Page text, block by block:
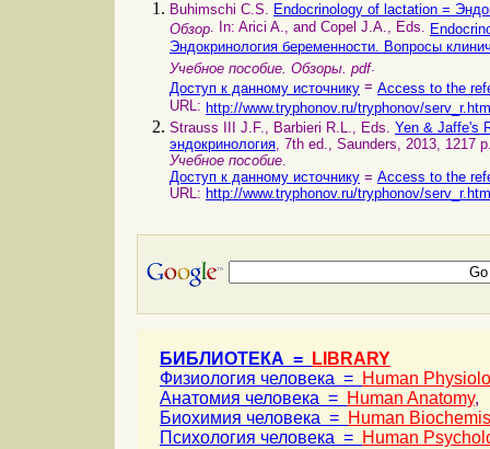
Buhimschi C.S. Endocrinology of lactation =
Обзор. In: Arici A., and Copel J.A., Eds.
Эндокринология беременности. Вопросы
Учебное пособие. Обзоры. pdf.
Доступ к данному источнику = Access to the
URL: http://www.tryphonov.ru/tryphonov/
Strauss III J.F., Barbieri R.L., Eds. Yen & Jaffe's
эндокринология, 7th ed., Saunders, 2013, 1217
Учебное пособие.
Доступ к данному источнику = Access to the
URL: http://www.tryphonov.ru/tryphonov/
БИБЛИОТЕКА =
LIBRARY
Физиология человека = Human
Анатомия человека = Human Anatomy,
Биохимия человека = Human
Психология человека = Human